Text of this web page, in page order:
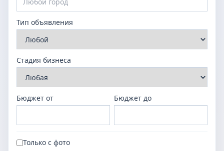
Тип объявления
Стадия бизнеса
Бюджет от Бюджет до
Только с фото